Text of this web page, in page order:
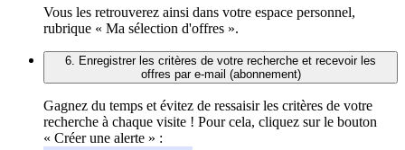
Vous les retrouverez ainsi dans votre espace personnel,
rubrique « Ma sélection d'offres ».
6. Enregistrer les critères de votre recherche et recevoir les
offres par e-mail (abonnement)
Gagnez du temps et évitez de ressaisir les critères de votre
recherche à chaque visite ! Pour cela, cliquez sur le bouton
« Créer une alerte » :